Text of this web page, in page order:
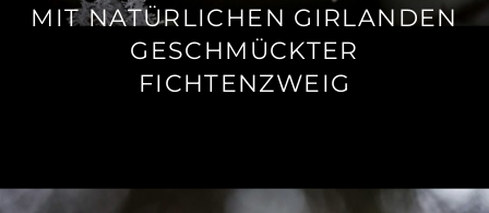
MIT NATÜRLICHEN GIRLANDEN
GESCHMÜCKTER
FICHTENZWEIG